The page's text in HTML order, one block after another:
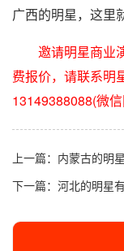
广西的明星，这里
邀请明星商业演
费报价，请联系明
13149388088(微信
上一篇： 内蒙古的明
下一篇： 河北的明星